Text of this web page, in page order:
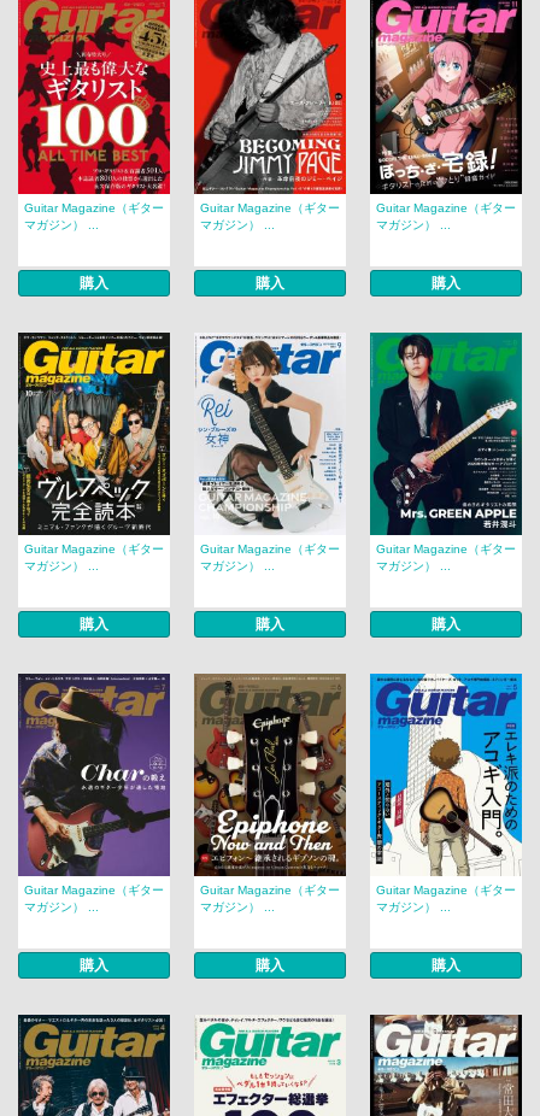
Guitar Magazine（ギター
マガジン） ...
購入
Guitar Magazine（ギター
マガジン） ...
購入
Guitar Magazine（ギター
マガジン） ...
購入
Guitar Magazine（ギター
マガジン） ...
購入
Guitar Magazine（ギター
マガジン） ...
購入
Guitar Magazine（ギター
マガジン） ...
購入
Guitar Magazine（ギター
マガジン） ...
購入
Guitar Magazine（ギター
マガジン） ...
購入
Guitar Magazine（ギター
マガジン） ...
購入